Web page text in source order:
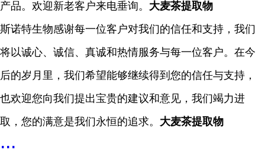
产品。欢迎新老客户来电垂询。 大麦茶提取物
斯诺特生物感谢每一位客户对我们的信任和支持，我们
将以诚心、诚信、真诚和热情服务与每一位客户。在今
后的岁月里，我们希望能够继续得到您的信任与支持，
也欢迎您向我们提出宝贵的建议和意见，我们竭力进
取，您的满意是我们永恒的追求。 大麦茶提取物
...